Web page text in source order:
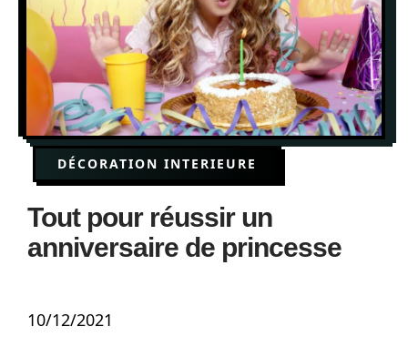
DÉCORATION INTERIEURE
Tout pour réussir un
anniversaire de princesse
10/12/2021